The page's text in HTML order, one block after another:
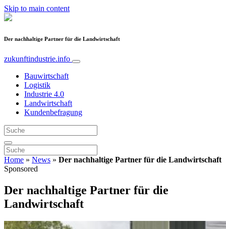
Skip to main content
Der nachhaltige Partner für die Landwirtschaft
zukunftindustrie.info
Bauwirtschaft
Logistik
Industrie 4.0
Landwirtschaft
Kundenbefragung
Home » News » Der nachhaltige Partner für die Landwirtschaft
Sponsored
Der nachhaltige Partner für die
Landwirtschaft